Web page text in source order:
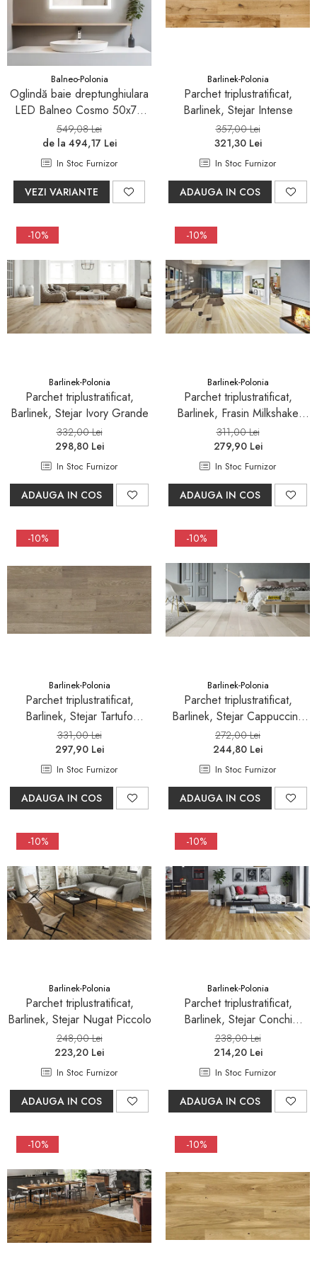
Pare, furtunuri si accesorii
dus
Module de dus incastrate
Rezervoare wc
Rezervoare incastrate
Rezervoare aparente
Cadre incastrate
Clapete de actionare
Paravane de dus Walk
Panouri si usi de dus
Cadite de dus
Rigole de dus
Mobilier baie
Seturi mobilier baie
Dulapuri cu oglinda
Oglinzi baie, oglinzi
cosmetice si corpuri de
Accesorii baie
Seturi de accesorii
Savoniere
Suport periute dinti
Perii WC
Dozator sapun
Etajere baie
Cuiere si suporti prosop
Cosuri de gunoi
Balneo-Polonia
Oglindă baie dreptunghiulara
LED Balneo Cosmo 50x70
cm, iluminare modernă
549,08 Lei
de la 494,17 Lei
In Stoc Furnizor
VEZI VARIANTE
Barlinek-Polonia
Parchet triplustratificat,
Barlinek, Stejar Intense
357,00 Lei
321,30 Lei
In Stoc Furnizor
ADAUGA IN COS
-10%
Barlinek-Polonia
Parchet triplustratificat,
Barlinek, Stejar Ivory Grande
332,00 Lei
298,80 Lei
In Stoc Furnizor
ADAUGA IN COS
-10%
Barlinek-Polonia
Parchet triplustratificat,
Barlinek, Frasin Milkshake
Grande
311,00 Lei
279,90 Lei
In Stoc Furnizor
ADAUGA IN COS
-10%
Barlinek-Polonia
Parchet triplustratificat,
Barlinek, Stejar Tartufo
Grande
331,00 Lei
297,90 Lei
In Stoc Furnizor
ADAUGA IN COS
-10%
Barlinek-Polonia
Parchet triplustratificat,
Barlinek, Stejar Cappuccino
Grande
272,00 Lei
244,80 Lei
In Stoc Furnizor
ADAUGA IN COS
-10%
Barlinek-Polonia
Parchet triplustratificat,
Barlinek, Stejar Nugat Piccolo
248,00 Lei
223,20 Lei
In Stoc Furnizor
ADAUGA IN COS
-10%
Barlinek-Polonia
Parchet triplustratificat,
Barlinek, Stejar Conchi
Piccolo
238,00 Lei
214,20 Lei
In Stoc Furnizor
ADAUGA IN COS
-10% -10%